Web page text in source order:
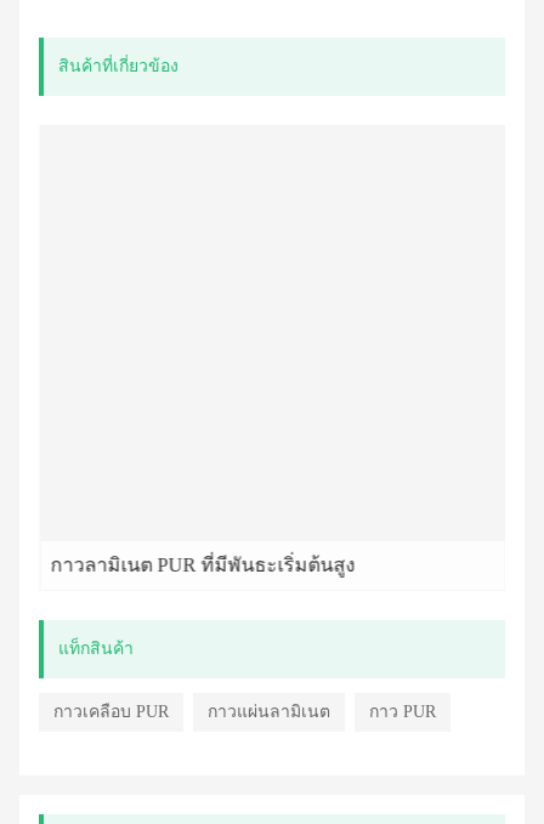
สินค้าที่เกี่ยวข้อง
กาวลามิเนต PUR ที่มีพันธะเริ่มต้นสูง
แท็กสินค้า
กาวเคลือบ PUR กาวแผ่นลามิเนต กาว PUR